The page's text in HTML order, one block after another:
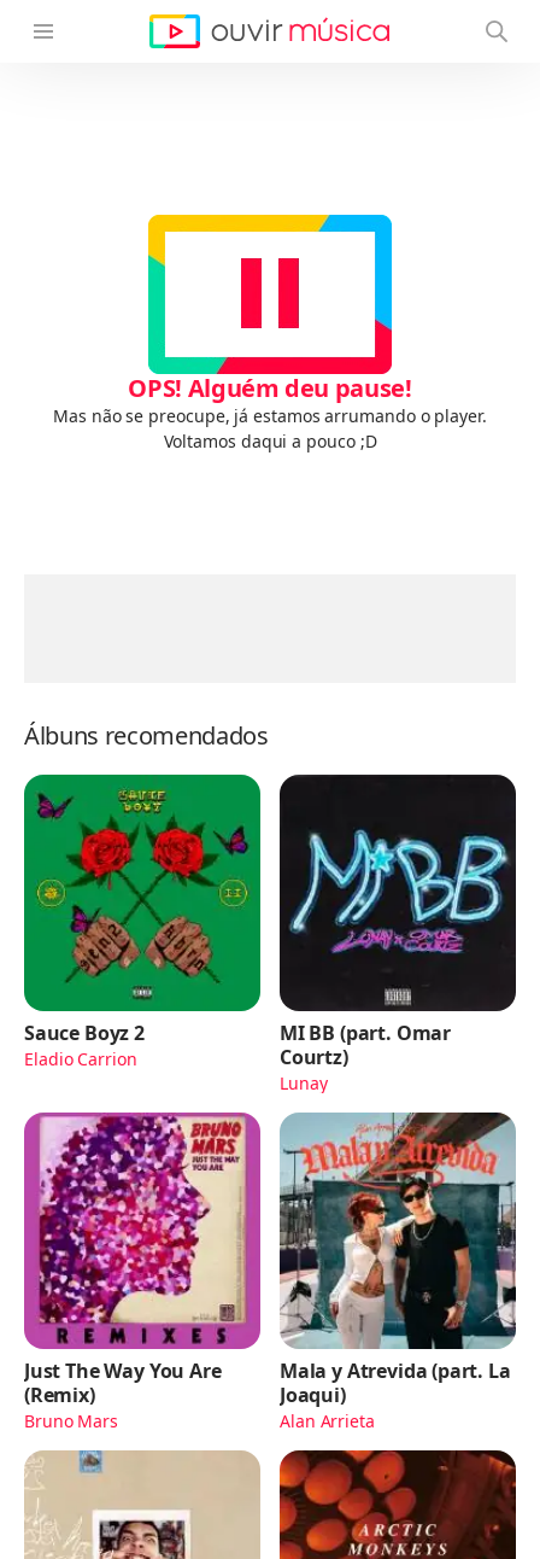
OPS! Alguém deu pause!
Mas não se preocupe, já estamos arrumando o player.
Voltamos daqui a pouco ;D
Álbuns recomendados
Sauce Boyz 2
Eladio Carrion
MI BB (part. Omar
Courtz)
Lunay
Just The Way You Are
(Remix)
Bruno Mars
Mala y Atrevida (part. La
Joaqui)
Alan Arrieta